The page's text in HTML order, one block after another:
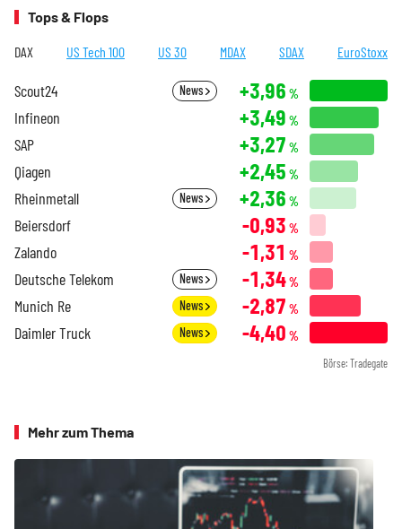
Tops & Flops
DAX US Tech 100 US 30 MDAX SDAX EuroStoxx
Scout24 News +3,96 %
Infineon +3,49 %
SAP +3,27 %
Qiagen +2,45 %
Rheinmetall News +2,36 %
Beiersdorf -0,93 %
Zalando -1,31 %
Deutsche Telekom News -1,34%
Munich Re News -2,87 %
Daimler Truck News -4,40 %
Börse: Tradegate
Mehr zum Thema